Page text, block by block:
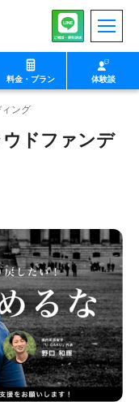
英検集中コース
◉親子向け
親子留学
料金・プラン 体験談
ィング
ウドファンデ